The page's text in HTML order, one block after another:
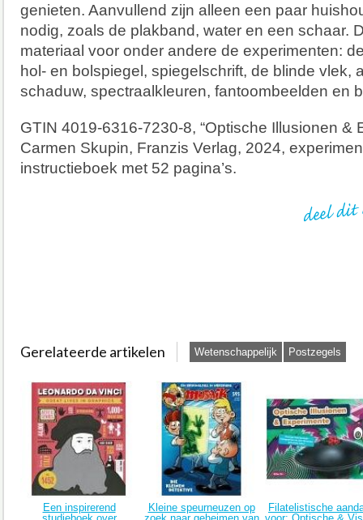
genieten. Aanvullend zijn alleen een paar
nodig, zoals de plakband, water en een schaar.
materiaal voor onder andere de experimenten:
hol- en bolspiegel, spiegelschrift, de blinde vlek,
schaduw, spectraalkleuren, fantoombeelden en
GTIN 4019-6316-7230-8, “Optische Illusionen &
Carmen Skupin, Franzis Verlag, 2024,
instructieboek met 52 pagina’s.
Gerelateerde artikelen Wetenschappelijk Postzegels
Een inspirerend
Kleine speurneuzen op
Filatelistische